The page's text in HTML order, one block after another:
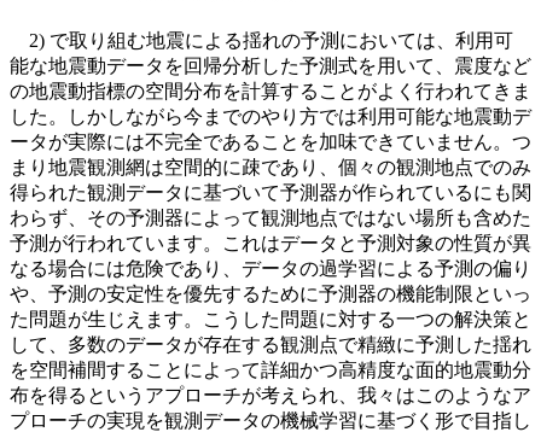
2) で取り組む地震による揺れの予測においては、利用可
能な地震動データを回帰分析した予測式を用いて、震度など
の地震動指標の空間分布を計算することがよく行われてきま
した。しかしながら今までのやり方では利用可能な地震動デ
ータが実際には不完全であることを加味できていません。つ
まり地震観測網は空間的に疎であり、個々の観測地点でのみ
得られた観測データに基づいて予測器が作られているにも関
わらず、その予測器によって観測地点ではない場所も含めた
予測が行われています。これはデータと予測対象の性質が異
なる場合には危険であり、データの過学習による予測の偏り
や、予測の安定性を優先するために予測器の機能制限といっ
た問題が生じえます。こうした問題に対する一つの解決策と
して、多数のデータが存在する観測点で精緻に予測した揺れ
を空間補間することによって詳細かつ高精度な面的地震動分
布を得るというアプローチが考えられ、我々はこのようなア
プローチの実現を観測データの機械学習に基づく形で目指し